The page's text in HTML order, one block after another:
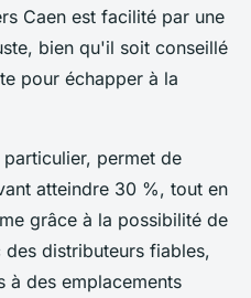
Caen est facilité par une
bien qu'il soit conseillé
pour échapper à la
permet de
atteindre 30 %, tout en
grâce à la possibilité de
distributeurs fiables,
à des emplacements